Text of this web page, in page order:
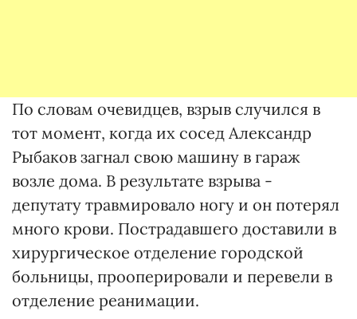
По словам очевидцев, взрыв случился в
тот момент, когда их сосед Александр
Рыбаков загнал свою машину в гараж
возле дома. В результате взрыва -
депутату травмировало ногу и он потерял
много крови. Пострадавшего доставили в
хирургическое отделение городской
больницы, прооперировали и перевели в
отделение реанимации.